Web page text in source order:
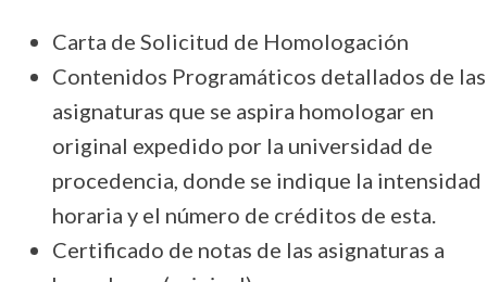
Carta de Solicitud de Homologación
Contenidos Programáticos detallados de las
asignaturas que se aspira homologar en
original expedido por la universidad de
procedencia, donde se indique la intensidad
horaria y el número de créditos de esta.
Certificado de notas de las asignaturas a